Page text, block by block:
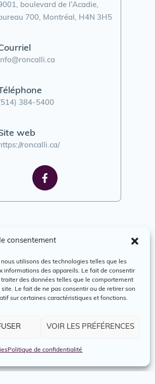
consentement
utilisons des technologies telles que les
informations des appareils. Le fait de consentir
des données telles que le comportement
Le fait de ne pas consentir ou de retirer son
sur certaines caractéristiques et fonctions.
VOIR LES PRÉFÉRENCES
Politique de confidentialité
boulevard de l’Acadie,
700, Montréal, H4N 3H5
384-5400
web
roncalli.ca/